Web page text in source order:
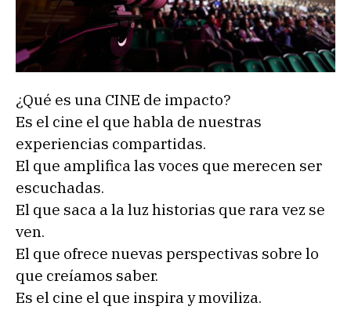
¿Qué es una CINE de impacto?
Es el cine el que habla de nuestras
experiencias compartidas.
El que amplifica las voces que merecen ser
escuchadas.
El que saca a la luz historias que rara vez se
ven.
El que ofrece nuevas perspectivas sobre lo
que creíamos saber.
Es el cine el que inspira y moviliza.